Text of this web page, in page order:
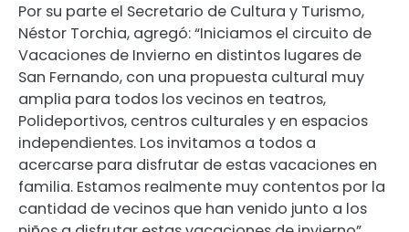
Por su parte el Secretario de Cultura y Turismo,
Néstor Torchia, agregó: “Iniciamos el circuito de
Vacaciones de Invierno en distintos lugares de
San Fernando, con una propuesta cultural muy
amplia para todos los vecinos en teatros,
Polideportivos, centros culturales y en espacios
independientes. Los invitamos a todos a
acercarse para disfrutar de estas vacaciones en
familia. Estamos realmente muy contentos por la
cantidad de vecinos que han venido junto a los